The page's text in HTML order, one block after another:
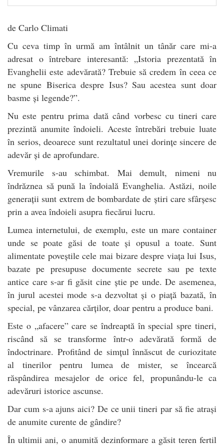
de Carlo Climati
Cu ceva timp în urmă am întâlnit un tânăr care mi-a
adresat o întrebare interesantă: „Istoria prezentată în
Evanghelii este adevărată? Trebuie să credem în ceea ce
ne spune Biserica despre Isus? Sau acestea sunt doar
basme și legende?”.
Nu este pentru prima dată când vorbesc cu tineri care
prezintă anumite îndoieli. Aceste întrebări trebuie luate
în serios, deoarece sunt rezultatul unei dorințe sincere de
adevăr și de aprofundare.
Vremurile s-au schimbat. Mai demult, nimeni nu
îndrăznea să pună la îndoială Evanghelia. Astăzi, noile
generații sunt extrem de bombardate de știri care sfârșesc
prin a avea îndoieli asupra fiecărui lucru.
Lumea internetului, de exemplu, este un mare container
unde se poate găsi de toate și opusul a toate. Sunt
alimentate poveștile cele mai bizare despre viața lui Isus,
bazate pe presupuse documente secrete sau pe texte
antice care s-ar fi găsit cine știe pe unde. De asemenea,
în jurul acestei mode s-a dezvoltat și o piață bazată, în
special, pe vânzarea cărților, doar pentru a produce bani.
Este o „afacere” care se îndreaptă în special spre tineri,
riscând să se transforme într-o adevărată formă de
îndoctrinare. Profitând de simțul înnăscut de curiozitate
al tinerilor pentru lumea de mister, se încearcă
răspândirea mesajelor de orice fel, propunându-le ca
adevăruri istorice ascunse.
Dar cum s-a ajuns aici? De ce unii tineri par să fie atrași
de anumite curente de gândire?
În ultimii ani, o anumită dezinformare a găsit teren fertil